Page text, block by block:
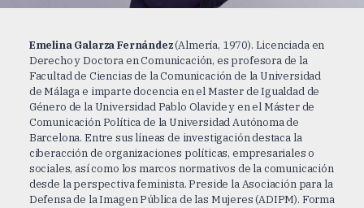
Emelina Galarza Fernández(Almería, 1970). Licenciada en
Derecho y Doctora en Comunicación, es profesora de la
Facultad de Ciencias de la Comunicación de la Universidad
de Málaga e imparte docencia en el Master de Igualdad de
Género de la Universidad Pablo Olavide y en el Máster de
Comunicación Política de la Universidad Autónoma de
Barcelona. Entre sus líneas de investigación destaca la
ciberacción de organizaciones políticas, empresariales o
sociales, así como los marcos normativos de la comunicación
desde la perspectiva feminista. Preside la Asociación para la
Defensa de la Imagen Pública de las Mujeres (ADIPM). Forma